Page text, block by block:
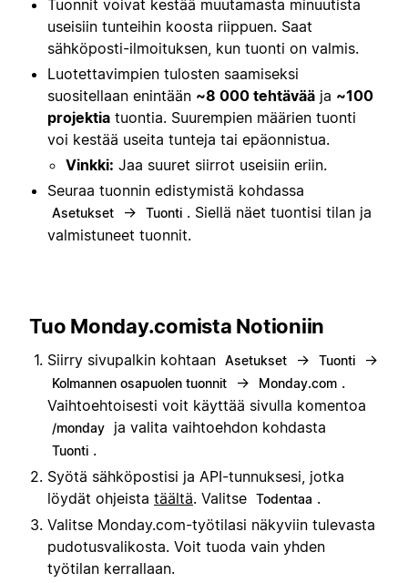
Tuonnit voivat kestää muutamasta minuutista
useisiin tunteihin koosta riippuen. Saat
sähköposti-ilmoituksen, kun tuonti on valmis.
Luotettavimpien tulosten saamiseksi
suositellaan enintään ~8 000 tehtävää ja ~100
projektia tuontia. Suurempien määrien tuonti
voi kestää useita tunteja tai epäonnistua.
Vinkki: Jaa suuret siirrot useisiin eriin.
Seuraa tuonnin edistymistä kohdassa
Asetukset → Tuonti . Siellä näet tuontisi tilan ja
valmistuneet tuonnit.
Tuo Monday.comista Notioniin
Siirry sivupalkin kohtaan Asetukset → Tuonti →
Kolmannen osapuolen tuonnit → Monday.com .
Vaihtoehtoisesti voit käyttää sivulla komentoa
/monday ja valita vaihtoehdon kohdasta
Tuonti .
Syötä sähköpostisi ja API-tunnuksesi, jotka
löydät ohjeista täältä. Valitse Todentaa .
Valitse Monday.com-työtilasi näkyviin tulevasta
pudotusvalikosta. Voit tuoda vain yhden
työtilan kerrallaan.